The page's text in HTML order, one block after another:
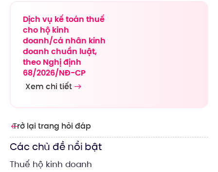
Trở lại trang hỏi đáp
Các chủ đề nổi bật
Thuế hộ kinh doanh
Dịch vụ kế toán thuế
cho hộ kinh
doanh/cá nhân kinh
doanh chuẩn luật,
theo Nghị định
68/2026/NĐ-CP
Xem chi tiết